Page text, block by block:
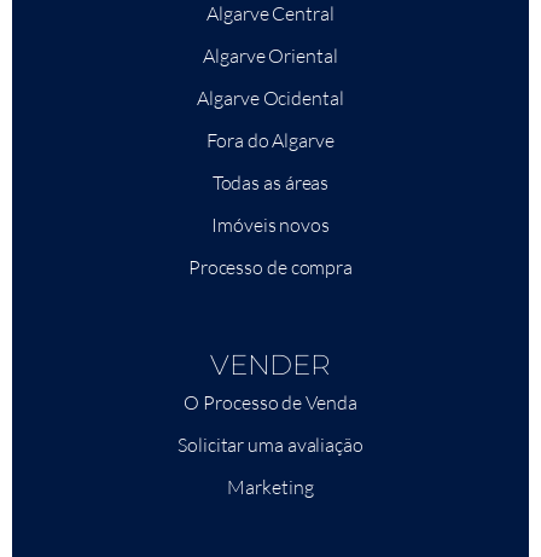
Algarve Central
Algarve Oriental
Algarve Ocidental
Fora do Algarve
Todas as áreas
Imóveis novos
Processo de compra
VENDER
O Processo de Venda
Solicitar uma avaliação
Marketing